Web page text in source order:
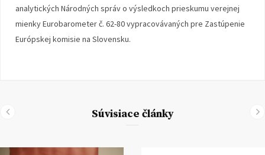
analytických Národných správ o výsledkoch prieskumu verejnej
mienky Eurobarometer č. 62-80 vypracovávaných pre Zastúpenie
Európskej komisie na Slovensku.
Súvisiace články